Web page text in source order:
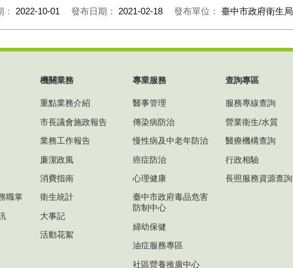
： 2022-10-01 發布日期： 2021-02-18 發布單位： 臺中市政府衛生局
職掌
機關業務
重點業務介紹
市長議會施政報告
業務工作報告
廉潔政風
消費指南
衛生統計
大事記
活動花絮
專業服務
醫事管理
傳染病防治
慢性病及中老年防治
癌症防治
心理健康
臺中市政府毒品危害
防制中心
婦幼保健
油症服務專區
社區營養推廣中心
查詢專區
服務專線查詢
營業衛生/水質
醫療機構查詢
行政相驗
長照服務資源查詢